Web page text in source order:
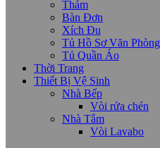
Thảm
Bàn Đơn
Xích Đu
Tủ Hồ Sơ Văn Phòng
Tủ Quần Áo
Thời Trang
Thiết Bị Vệ Sinh
Nhà Bếp
Vòi rửa chén
Nhà Tắm
Vòi Lavabo